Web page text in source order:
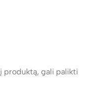
produktą, gali palikti